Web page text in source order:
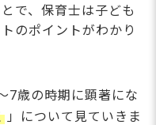
で、保育士は子ども
のポイントがわかり
7歳の時期に顕著にな
」について見ていきま